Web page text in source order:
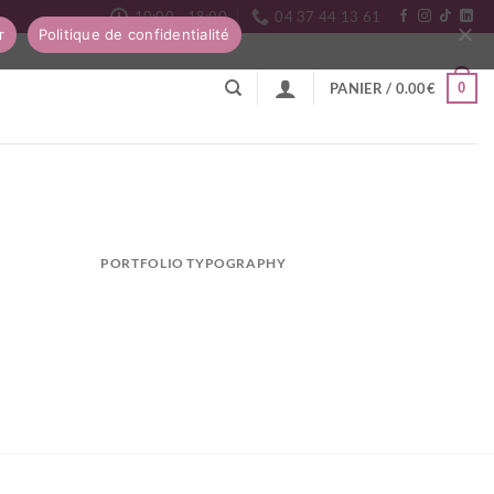
10:00 - 18:00 04 37 44 13 61
PANIER / 0.00€ 0
PORTFOLIO TYPOGRAPHY
Politique de confidentialité